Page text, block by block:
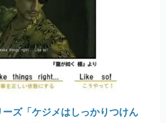
ーズ「ケジメはしっかりつけん